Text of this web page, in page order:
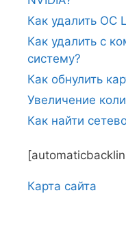
Как удалить ОС
Как удалить с
систему?
Как обнулить
Увеличение
Как найти
Карта сайтa